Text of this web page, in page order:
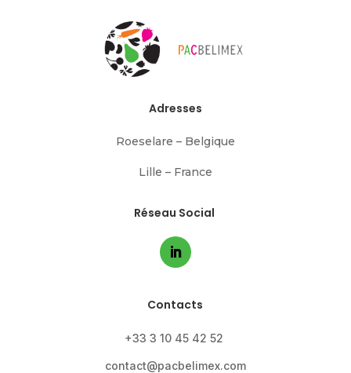
Adresses
Roeselare – Belgique
Lille – France
Réseau Social
Contacts
+33 3 10 45 42 52
contact@pacbelimex.com